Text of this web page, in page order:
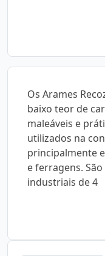
Os Arames
baixo teor de
maleáveis e
utilizados na
principalmente
e ferragens.
industriais de 4